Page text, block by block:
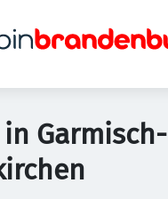
in Garmisch-